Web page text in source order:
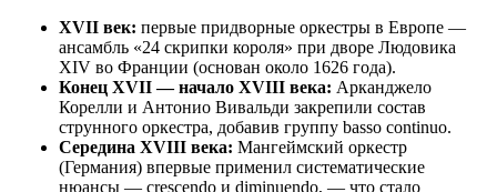
XVII век: первые придворные оркестры в Европе —
ансамбль «24 скрипки короля» при дворе Людовика
XIV во Франции (основан около 1626 года).
Конец XVII — начало XVIII века: Арканджело
Корелли и Антонио Вивальди закрепили состав
струнного оркестра, добавив группу basso continuo.
Середина XVIII века: Мангеймский оркестр
(Германия) впервые применил систематические
нюансы — crescendo и diminuendo, — что стало